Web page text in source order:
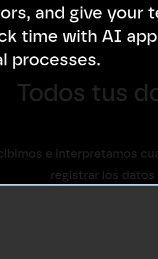
and give your
time with AI
processes.
Todos tus
e interpretamos
registrar los